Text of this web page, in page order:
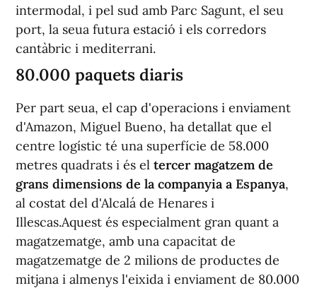
intermodal, i pel sud amb Parc Sagunt, el seu
port, la seua futura estació i els corredors
cantàbric i mediterrani.
80.000 paquets diaris
Per part seua, el cap d'operacions i enviament
d'Amazon, Miguel Bueno, ha detallat que el
centre logístic té una superfície de 58.000
metres quadrats i és el tercer magatzem de
grans dimensions de la companyia a Espanya,
al costat del d'Alcalá de Henares i
Illescas.Aquest és especialment gran quant a
magatzematge, amb una capacitat de
magatzematge de 2 milions de productes de
mitjana i almenys l'eixida i enviament de 80.000